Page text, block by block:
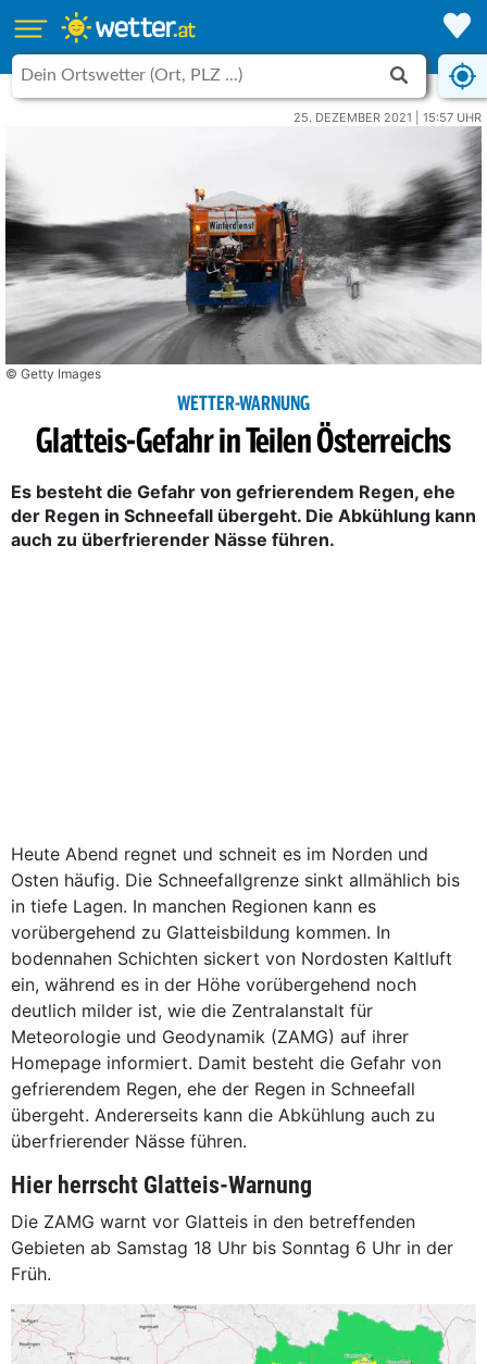
25. DEZEMBER 2021 | 15:57 UHR
© Getty Images
WETTER-WARNUNG
Glatteis-Gefahr in Teilen Österreichs
Es besteht die Gefahr von gefrierendem Regen, ehe
der Regen in Schneefall übergeht. Die Abkühlung kann
auch zu überfrierender Nässe führen.
Heute Abend regnet und schneit es im Norden und
Osten häufig. Die Schneefallgrenze sinkt allmählich bis
in tiefe Lagen. In manchen Regionen kann es
vorübergehend zu Glatteisbildung kommen. In
bodennahen Schichten sickert von Nordosten Kaltluft
ein, während es in der Höhe vorübergehend noch
deutlich milder ist, wie die Zentralanstalt für
Meteorologie und Geodynamik (ZAMG) auf ihrer
Homepage informiert. Damit besteht die Gefahr von
gefrierendem Regen, ehe der Regen in Schneefall
übergeht. Andererseits kann die Abkühlung auch zu
überfrierender Nässe führen.
Hier herrscht Glatteis-Warnung
Die ZAMG warnt vor Glatteis in den betreffenden
Gebieten ab Samstag 18 Uhr bis Sonntag 6 Uhr in der
Früh.